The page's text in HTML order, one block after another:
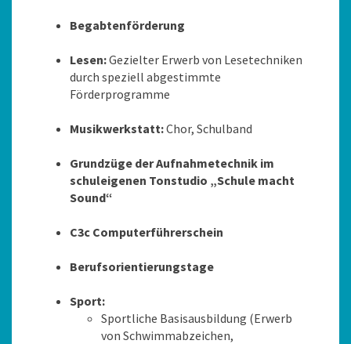
Begabtenförderung
Lesen:Gezielter Erwerb von Lesetechniken
durch speziell abgestimmte
Förderprogramme
Musikwerkstatt:Chor, Schulband
Grundzüge der Aufnahmetechnik im
schuleigenen Tonstudio „Schule macht
Sound“
C3c Computerführerschein
Berufsorientierungstage
Sport:
Sportliche Basisausbildung (Erwerb
von Schwimmabzeichen,